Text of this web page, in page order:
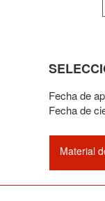
Fecha de
Fecha de
Material